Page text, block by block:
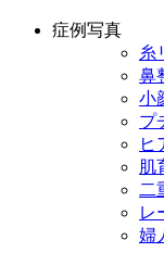
症例写真
糸
鼻
小
プ
ヒ
肌
二
レ
婦